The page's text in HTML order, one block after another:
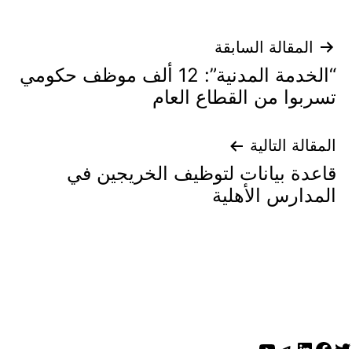
تصفّح
المقالات
المقالة السابقة
“الخدمة المدنية”: 12 ألف موظف حكومي
تسربوا من القطاع العام
المقالة التالية
قاعدة بيانات لتوظيف الخريجين في
المدارس الأهلية